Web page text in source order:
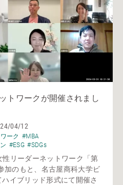
トワークが開催されまし
04/12
ーク #MBA
#ESG #SDGs
リーダーネットワーク「第
加のもと、名古屋商科大学ビ
イブリッド形式にて開催さ